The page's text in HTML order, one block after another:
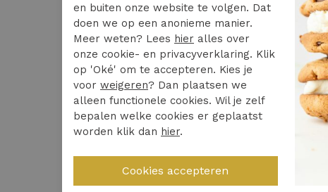
en buiten onze website te volgen. Dat
doen we op een anonieme manier.
Meer weten? Lees hier alles over
onze cookie- en privacyverklaring. Klik
op 'Oké' om te accepteren. Kies je
voor weigeren? Dan plaatsen we
alleen functionele cookies. Wil je zelf
bepalen welke cookies er geplaatst
worden klik dan hier.